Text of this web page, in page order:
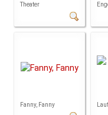
Theater
Fanny, Fanny